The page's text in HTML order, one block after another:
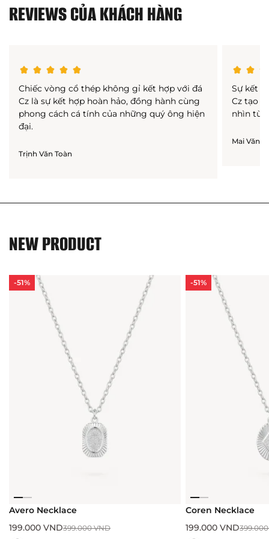
REVIEWS CỦA KHÁCH HÀNG
Chiếc vòng cổ thép không gỉ kết hợp với đá
Cz là sự kết hợp hoàn hảo, đồng hành cùng
phong cách cá tính của những quý ông hiện
đại.
Trịnh Văn Toàn
Sự kết
Cz tạo
nhìn từ
Mai Văn
NEW PRODUCT
-51%
Avero Necklace
399.000VND
199.000 VND
-51%
Coren Necklace
199.000 VND